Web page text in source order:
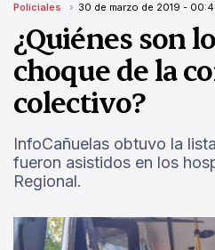
Policiales 30 de marzo de 2019 -
¿Quiénes son
choque de la
colectivo?
InfoCañuelas obtuvo la
fueron asistidos en los
Regional.